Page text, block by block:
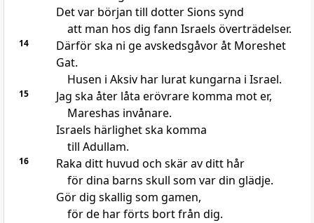
Det var början till dotter Sions synd
att man hos dig fann Israels överträdelser.
14
Därför ska ni ge avskedsgåvor åt Moreshet
Gat.
Husen i Aksiv har lurat kungarna i Israel.
15
Jag ska åter låta erövrare komma mot er,
Mareshas invånare.
Israels härlighet ska komma
till Adullam.
16
Raka ditt huvud och skär av ditt hår
för dina barns skull som var din glädje.
Gör dig skallig som gamen,
för de har förts bort från dig.